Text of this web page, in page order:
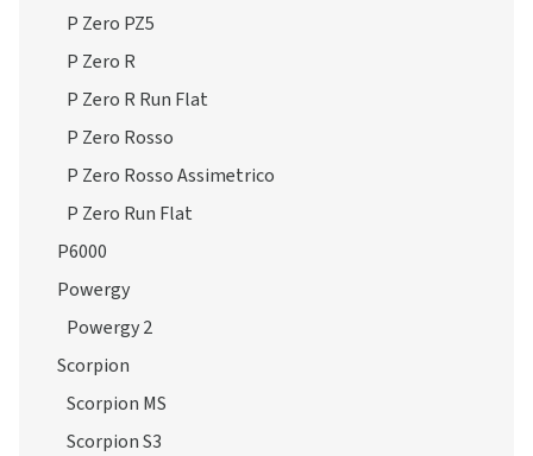
P Zero PZ5
P Zero R
P Zero R Run Flat
P Zero Rosso
P Zero Rosso Assimetrico
P Zero Run Flat
P6000
Powergy
Powergy 2
Scorpion
Scorpion MS
Scorpion S3